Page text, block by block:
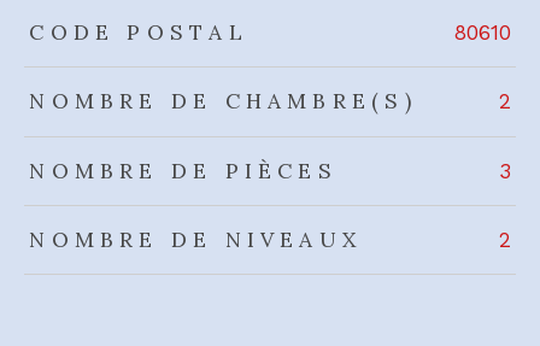
TRAD_ZEPHYR_Caracteristique TRAD_ZEPHYR_Valeurs
CODE POSTAL 80610
NOMBRE DE CHAMBRE(S) 2
NOMBRE DE PIÈCES 3
NOMBRE DE NIVEAUX 2